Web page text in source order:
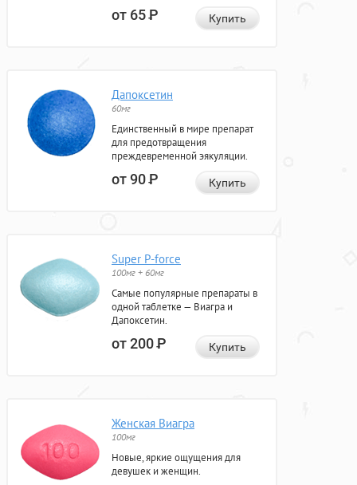
от 65Р Купить
Дапоксетин
60мг
Единственный в мире препарат
для предотвращения
преждевременной эякуляции.
от 90Р Купить
Super P-force
100мг + 60мг
Самые популярные препараты в
одной таблетке — Виагра и
Дапоксетин.
от 200Р Купить
Женская Виагра
100мг
Новые, яркие ощущения для
девушек и женщин.